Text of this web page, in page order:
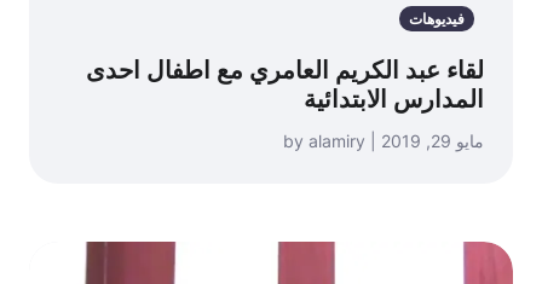
فيديوهات
لقاء عبد الكريم العامري مع اطفال احدى
المدارس الابتدائية
مايو 29, 2019 | by alamiry